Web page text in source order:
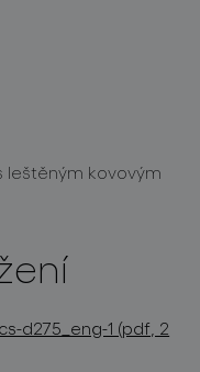
leštěným kovovým
d275_eng-1 (pdf, 2